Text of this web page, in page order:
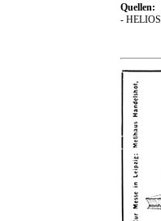
Quellen:
- HELIOS